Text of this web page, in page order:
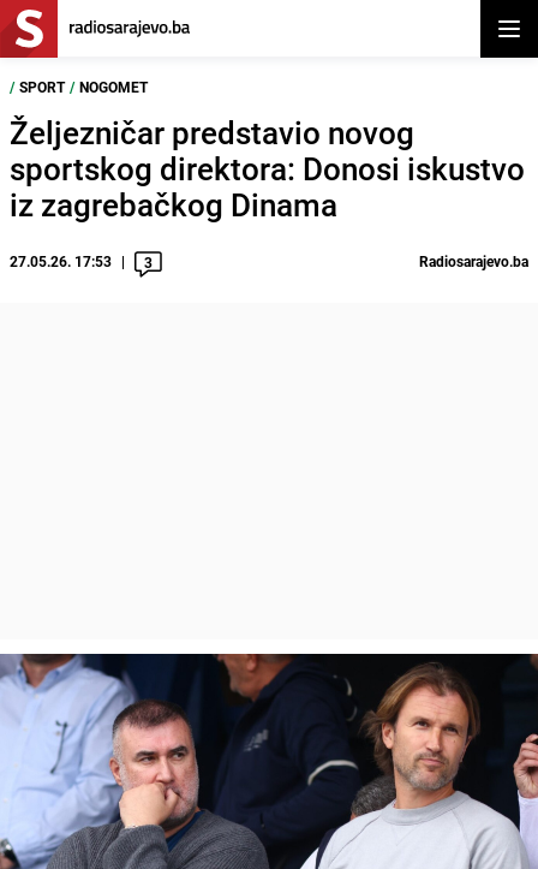
/ SPORT / NOGOMET
Željezničar predstavio novog
sportskog direktora: Donosi iskustvo
iz zagrebačkog Dinama
27.05.26. 17:53 3 Radiosarajevo.ba